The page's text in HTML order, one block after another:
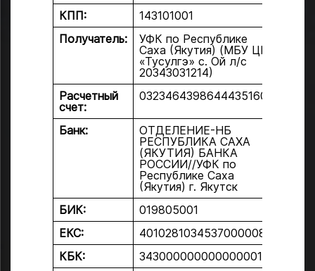
КПП:
143101001
Получатель:
УФК по Республике
Саха (Якутия) (МБУ ЦК
«Тусулгэ» с. Ой л/с
20343031214)
Расчетный
счет:
03234643986444351600
Банк:
ОТДЕЛЕНИЕ-НБ
РЕСПУБЛИКА САХА
(ЯКУТИЯ) БАНКА
РОССИИ//УФК по
Республике Саха
(Якутия) г. Якутск
БИК:
019805001
ЕКС:
40102810345370000085
КБК:
34300000000000000130